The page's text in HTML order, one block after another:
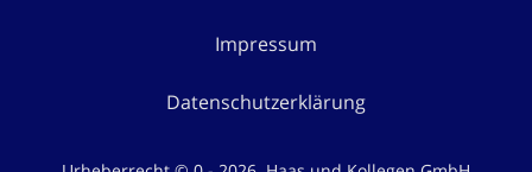
Impressum
Datenschutzerklärung